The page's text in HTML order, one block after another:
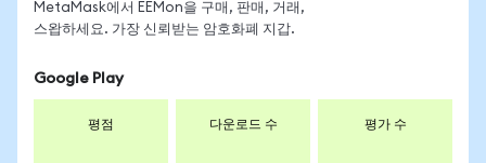
MetaMask에서 EEMon을 구매, 판매, 거래,
스왑하세요. 가장 신뢰받는 암호화폐 지갑.
Google Play
평점 다운로드 수 평가 수